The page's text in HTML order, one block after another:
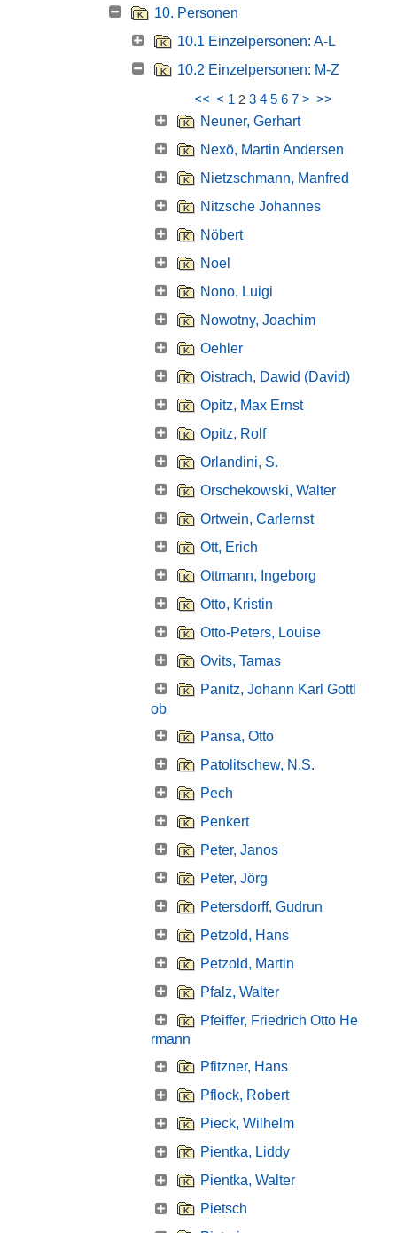
10. Personen
10.1 Einzelpersonen: A-L
10.2 Einzelpersonen: M-Z
<< < 1 2 3 4 5 6 7 > >>
Neuner, Gerhart
Nexö, Martin Andersen
Nietzschmann, Manfred
Nitzsche Johannes
Nöbert
Noel
Nono, Luigi
Nowotny, Joachim
Oehler
Oistrach, Dawid (David)
Opitz, Max Ernst
Opitz, Rolf
Orlandini, S.
Orschekowski, Walter
Ortwein, Carlernst
Ott, Erich
Ottmann, Ingeborg
Otto, Kristin
Otto-Peters, Louise
Ovits, Tamas
Panitz, Johann Karl Gottl
ob
Pansa, Otto
Patolitschew, N.S.
Pech
Penkert
Peter, Janos
Peter, Jörg
Petersdorff, Gudrun
Petzold, Hans
Petzold, Martin
Pfalz, Walter
Pfeiffer, Friedrich Otto He
rmann
Pfitzner, Hans
Pflock, Robert
Pieck, Wilhelm
Pientka, Liddy
Pientka, Walter
Pietsch